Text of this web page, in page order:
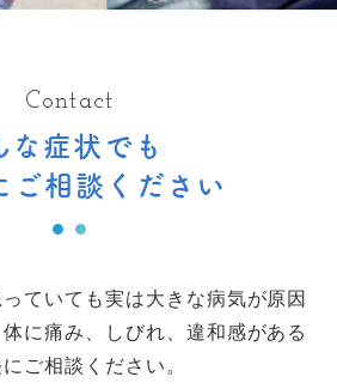
Contact
な症状でも
ご相談ください
ていても実は大きな病気が原因
体に痛み、しびれ、違和感がある
ご相談ください。